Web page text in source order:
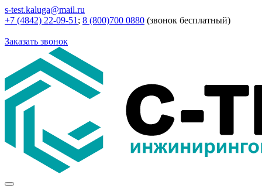
s-test.kaluga@mail.ru
+7 (4842) 22-09-51 ; 8 (800)700 0880 (звонок бесплатный)
Заказать звонок